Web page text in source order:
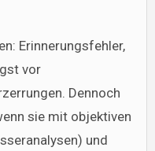
Erinnerungsfehler,
vor
Dennoch
sie mit objektiven
und